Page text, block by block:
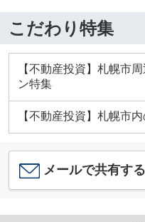
こだわり特集
【不動産投資】札幌市
ン特集
【不動産投資】札幌市
メールで共有する